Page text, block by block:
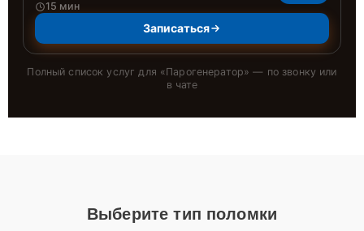
15 мин
Записаться
Полный список услуг для «Парогенератор» — по звонку или
в чате
Выберите тип поломки